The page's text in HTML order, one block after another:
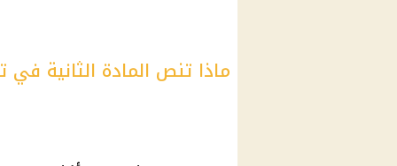
ماذا تنص المادة الثانية في